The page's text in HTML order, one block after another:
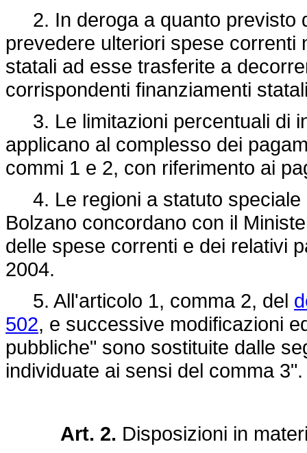
2. In deroga a quanto previsto
prevedere ulteriori spese
statali ad esse trasferite a
corrispondenti finanziamenti
3. Le limitazioni percentuali di
applicano al complesso dei
commi 1 e 2, con riferimento ai
4. Le regioni a statuto speciale
Bolzano concordano con il
delle spese correnti e dei relativi
2004.
5. All'articolo 1, comma 2, del
502, e successive modificazioni
pubbliche" sono sostituite dalle
individuate ai sensi del comma 3".
Art. 2. Disposizioni in